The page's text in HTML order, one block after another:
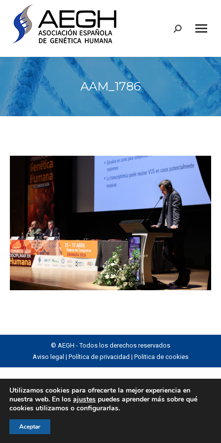
Buscar:
AAM_1786
© AEGH - Todos los derechos reservados
Aviso legal | Política de privacidad | Politica de cookies
Utilizamos cookies para ofrecerte la mejor experiencia en
nuestra web. En los ajustes puedes aprender más sobre qué
cookies utilizamos o configurarlas.
Aceptar